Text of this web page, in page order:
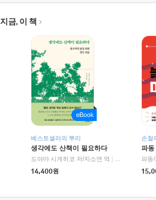
지금, 이 책
베스트셀러의 뿌리
생각에도 산책이 필요하다
도야마 시게히코 저/지소연 역
알에이치코리
14,400원
손절
파동
파동